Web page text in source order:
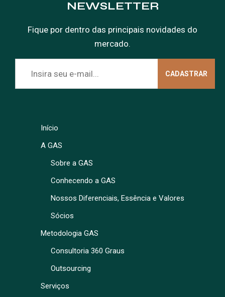
NEWSLETTER
Fique por dentro das principais novidades do
mercado.
Início
A GAS
Sobre a GAS
Conhecendo a GAS
Nossos Diferenciais, Essência e Valores
Sócios
Metodologia GAS
Consultoria 360 Graus
Outsourcing
Serviços